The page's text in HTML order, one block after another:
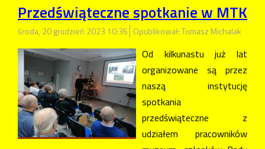
Przedświąteczne spotkanie w MTK
środa, 20 grudzień 2023 10:36 Opublikował: Tomasz Michalak
Od kilkunastu już lat
organizowane są przez
naszą instytucję
spotkania
przedświąteczne z
udziałem pracowników